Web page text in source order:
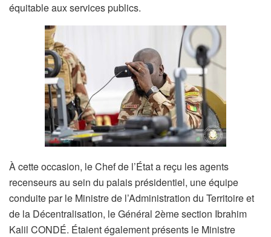
équitable aux services publics.
À cette occasion, le Chef de l’État a reçu les agents
recenseurs au sein du palais présidentiel, une équipe
conduite par le Ministre de l’Administration du Territoire et
de la Décentralisation, le Général 2ème section Ibrahim
Kalil CONDÉ. Étaient également présents le Ministre